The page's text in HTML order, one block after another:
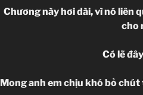
Chương này hơi dài, vì nó liên
cho
Có lẽ
Mong anh em chịu khó bỏ